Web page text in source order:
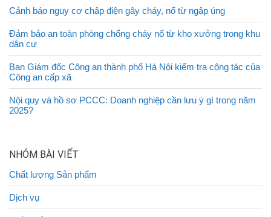
Cảnh báo nguy cơ chập điện gây cháy, nổ từ ngập úng
Đảm bảo an toàn phòng chống cháy nổ từ kho xưởng trong khu
dân cư
Ban Giám đốc Công an thành phố Hà Nội kiểm tra công tác của
Công an cấp xã
Nội quy và hồ sơ PCCC: Doanh nghiệp cần lưu ý gì trong năm
2025?
NHÓM BÀI VIẾT
Chất lượng Sản phẩm
Dịch vụ